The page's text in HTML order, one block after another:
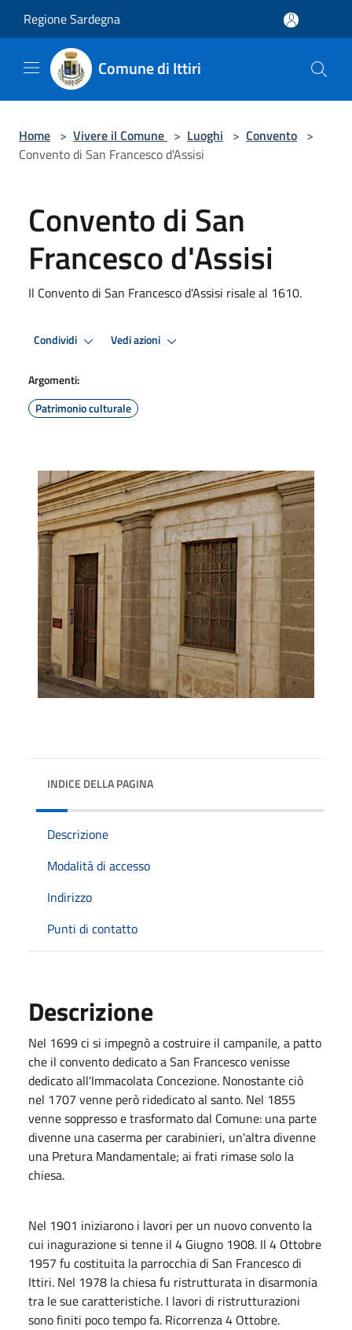
Regione Sardegna
Comune di Ittiri
Home > Vivere il Comune > Luoghi > Convento >
Convento di San Francesco d'Assisi
Convento di San
Francesco d'Assisi
Il Convento di San Francesco d'Assisi risale al 1610.
Condividi Vedi azioni
Argomenti:
Patrimonio culturale
INDICE DELLA PAGINA
Descrizione
Modalità di accesso
Indirizzo
Punti di contatto
Descrizione
Nel 1699 ci si impegnò a costruire il campanile, a patto
che il convento dedicato a San Francesco venisse
dedicato all'Immacolata Concezione. Nonostante ciò
nel 1707 venne però ridedicato al santo. Nel 1855
venne soppresso e trasformato dal Comune: una parte
divenne una caserma per carabinieri, un'altra divenne
una Pretura Mandamentale; ai frati rimase solo la
chiesa.
Nel 1901 iniziarono i lavori per un nuovo convento la
cui inagurazione si tenne il 4 Giugno 1908. Il 4 Ottobre
1957 fu costituita la parrocchia di San Francesco di
Ittiri. Nel 1978 la chiesa fu ristrutturata in disarmonia
tra le sue caratteristiche. I lavori di ristrutturazioni
sono finiti poco tempo fa. Ricorrenza 4 Ottobre.